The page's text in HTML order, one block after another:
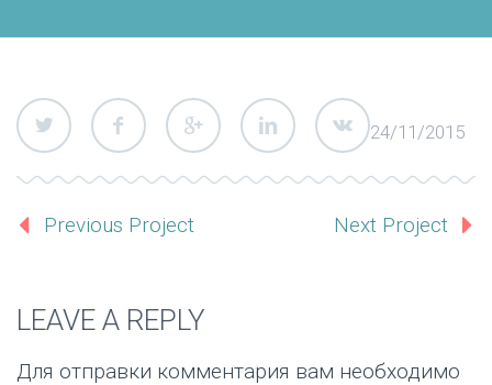
24/11/2015
Previous Project Next Project
LEAVE A REPLY
Для отправки комментария вам необходимо